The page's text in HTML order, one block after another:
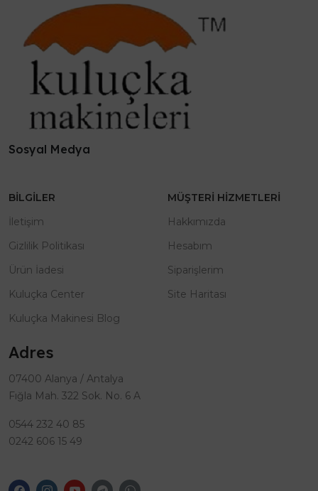
Sosyal Medya
BILGILER
İletişim
Gizlilik Politikası
Ürün İadesi
Kuluçka Center
Kuluçka Makinesi Blog
MÜŞTERI HIZMETLERI
Hakkımızda
Hesabım
Siparişlerim
Site Haritası
Adres
07400 Alanya / Antalya
Fığla Mah. 322 Sok. No. 6 A
0544 232 40 85
0242 606 15 49